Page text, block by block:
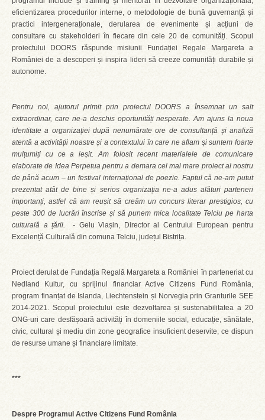
eficientizarea procedurilor interne, o metodologie de bună guvernanță și
practici intergeneraționale, derularea de evenimente și acțiuni de
consultare cu stakeholderi în fiecare din cele 20 de comunități. Scopul
proiectului DOORS răspunde misiunii Fundației Regale Margareta a
României de a descoperi și inspira lideri să creeze comunități durabile și
autonome.
Pentru noi, ajutorul primit prin proiectul DOORS a însemnat un salt
extraordinar, care ne-a deschis oportunități nesperate. Am ajuns la noua
identitate a organizației după nenumărate ore de consultanță și analiză
atentă a activității noastre și a contextului în care ne aflam și suntem foarte
mulțumiți cu ce a ieșit. Am folosit recent materialele de comunicare
elaborate de Idea Perpetua pentru a demara cel mai mare proiect al nostru
de până acum – un festival internațional de poezie. Faptul că ne-am putut
prezentat atât de bine și serios organizația ne-a adus alături parteneri
importanți, astfel că am reușit să creăm un concurs literar prestigios, cu
peste 300 de lucrări înscrise și să punem mica localitate Telciu pe harta
culturală a țării. - Gelu Vlașin, Director al Centrului European pentru
Excelență Culturală din comuna Telciu, județul Bistrița.
Proiect derulat de Fundația Regală Margareta a României în parteneriat cu
Nedland Kultur, cu sprijinul financiar Active Citizens Fund România,
program finanțat de Islanda, Liechtenstein și Norvegia prin Granturile SEE
2014-2021. Scopul proiectului este dezvoltarea și sustenabilitatea a 20
ONG-uri care desfășoară activități în domeniile social, educație, sănătate,
civic, cultural și mediu din zone geografice insuficient deservite, ce dispun
de resurse umane și financiare limitate.
***
Despre Programul Active Citizens Fund România